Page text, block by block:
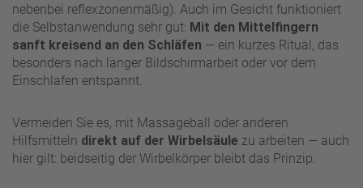
nebenbei reflexzonenmäßig). Auch im Gesicht funktioniert
die Selbstanwendung sehr gut: Mit den Mittelfingern
sanft kreisend an den Schläfen — ein kurzes Ritual, das
besonders nach langer Bildschirmarbeit oder vor dem
Einschlafen entspannt.
Vermeiden Sie es, mit Massageball oder anderen
Hilfsmitteln direkt auf der Wirbelsäule zu arbeiten — auch
hier gilt: beidseitig der Wirbelkörper bleibt das Prinzip.